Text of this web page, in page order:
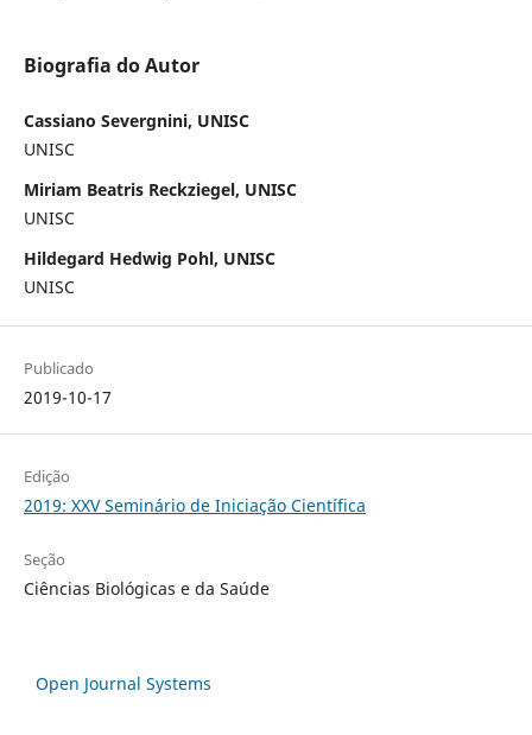
Biografia do Autor
Cassiano Severgnini, UNISC
UNISC
Miriam Beatris Reckziegel, UNISC
UNISC
Hildegard Hedwig Pohl, UNISC
UNISC
Publicado
2019-10-17
Edição
2019: XXV Seminário de Iniciação Científica
Seção
Ciências Biológicas e da Saúde
Open Journal Systems